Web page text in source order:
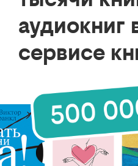
аудиокниг
сервисе